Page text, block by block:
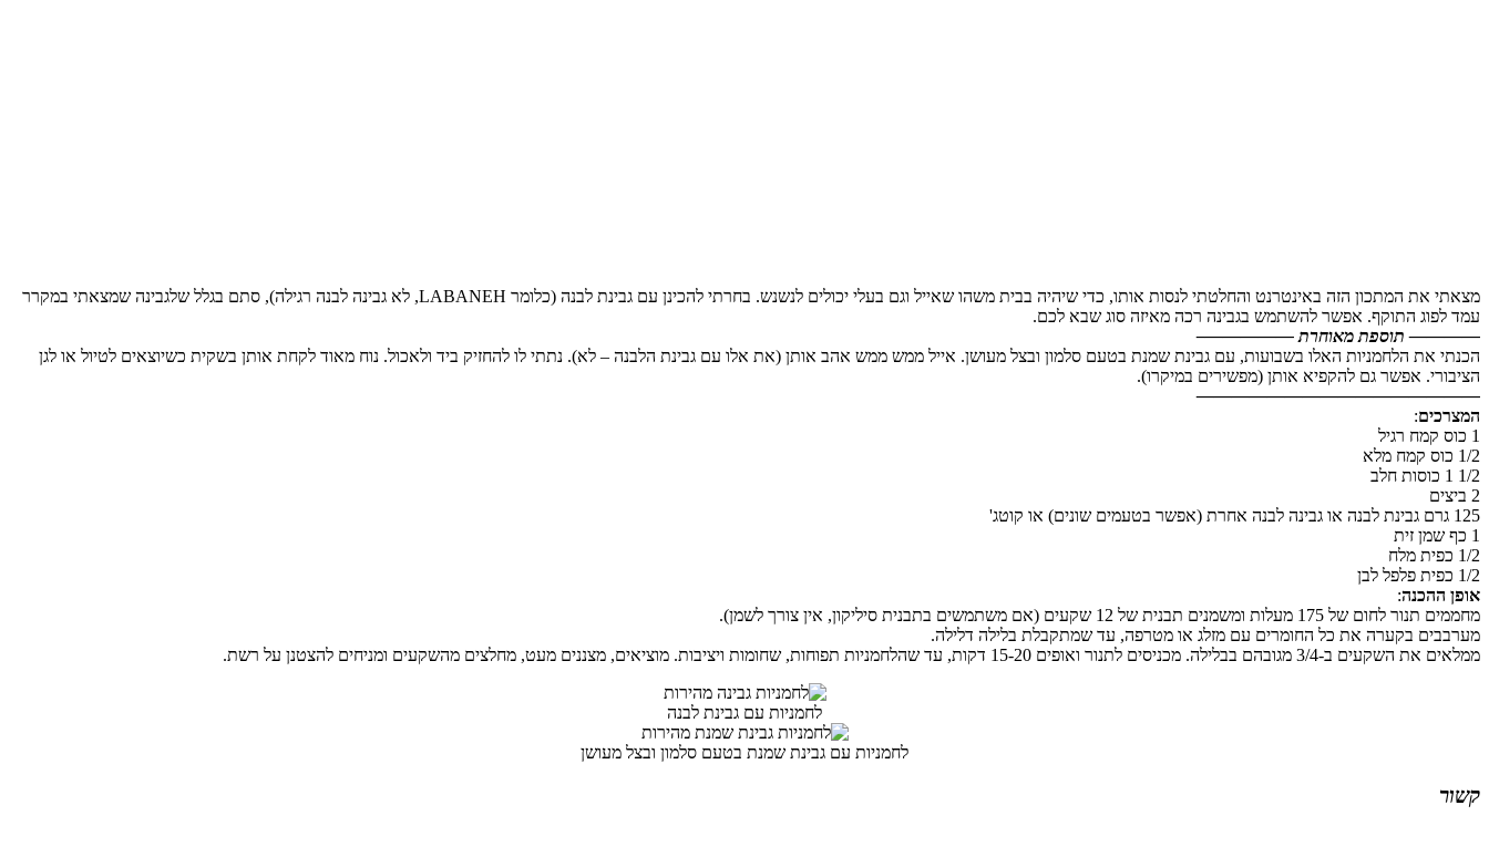
מצאתי את המתכון הזה באינטרנט והחלטתי לנסות אותו, כדי שיהיה בבית משהו שאייל וגם בעלי יכולים לנשנש. בחרתי להכינן עם גבינת לבנה (כלומר LABANEH, לא גבינה לבנה רגילה), סתם בגלל שלגבינה שמצאתי במקרר
עמד לפוג התוקף. אפשר להשתמש בגבינה רכה מאיזה סוג שבא לכם.
———— תוספת מאוחרת —————–
הכנתי את הלחמניות האלו בשבועות, עם גבינת שמנת בטעם סלמון ובצל מעושן. אייל ממש ממש אהב אותן (את אלו עם גבינת הלבנה – לא). נתתי לו להחזיק ביד ולאכול. נוח מאוד לקחת אותן בשקית כשיוצאים לטיול או לגן
הציבורי. אפשר גם להקפיא אותן (מפשירים במיקרו).
————————————————
המצרכים:
1 כוס קמח רגיל
1/2 כוס קמח מלא
1/2 1 כוסות חלב
2 ביצים
125 גרם גבינת לבנה או גבינה לבנה אחרת (אפשר בטעמים שונים) או קוטג'
1 כף שמן זית
1/2 כפית מלח
1/2 כפית פלפל לבן
אופן ההכנה:
מחממים תנור לחום של 175 מעלות ומשמנים תבנית של 12 שקעים (אם משתמשים בתבנית סיליקון, אין צורך לשמן).
מערבבים בקערה את כל החומרים עם מזלג או מטרפה, עד שמתקבלת בלילה דלילה.
ממלאים את השקעים ב-3/4 מגובהם בבלילה. מכניסים לתנור ואופים 15-20 דקות, עד שהלחמניות תפוחות, שחומות ויציבות. מוציאים, מצננים מעט, מחלצים מהשקעים ומניחים להצטנן על רשת.
לחמניות עם גבינת לבנה
לחמניות עם גבינת שמנת בטעם סלמון ובצל מעושן
קשור